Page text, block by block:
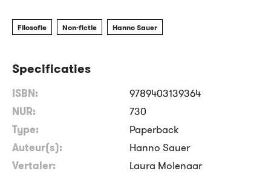
Filosofie Non-fictie Hanno Sauer
Specificaties
ISBN:
9789403139364
NUR:
730
Type:
Paperback
Auteur(s):
Hanno Sauer
Vertaler:
Laura Molenaar